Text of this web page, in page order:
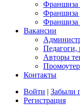
Франшиза
Франшиза
Вакансии
Педагоги,
Авторы
Контакты
Войти | Забыли
Регистрация